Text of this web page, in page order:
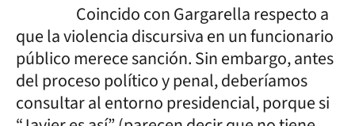
Coincido con Gargarella respecto a
que la violencia discursiva en un funcionario
público merece sanción. Sin embargo, antes
del proceso político y penal, deberíamos
consultar al entorno presidencial, porque si